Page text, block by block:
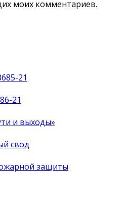
моих комментариев.
21
21
и выходы»
свод
защиты